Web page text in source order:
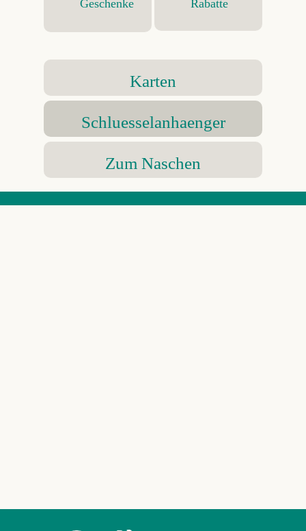
Rabatte
Geschenke
Karten
Schluesselanhaenger
Zum Naschen